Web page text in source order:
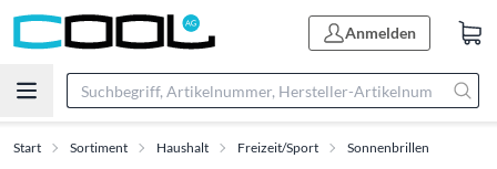
Anmelden
Start Sortiment Haushalt Freizeit/Sport Sonnenbrillen